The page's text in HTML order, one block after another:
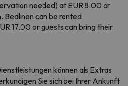
needed) at EUR 8.00 or
Bedlinen can be rented
17.00 or guests can bring their
können als Extras
Sie sich bei Ihrer Ankunft